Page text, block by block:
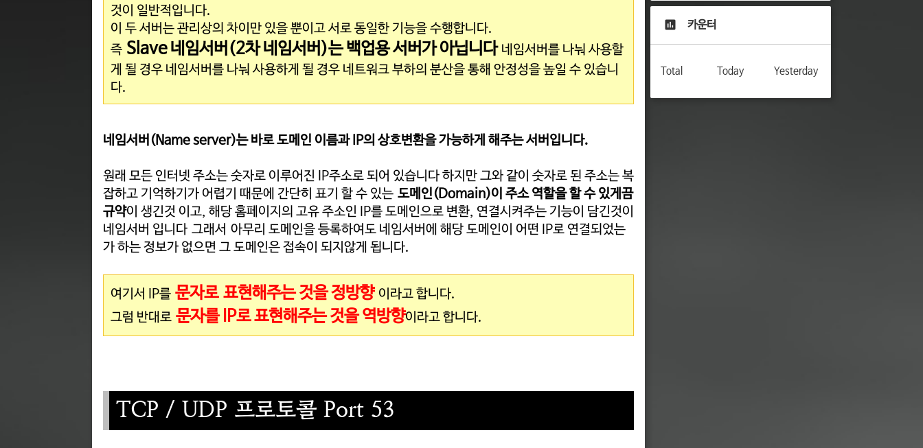
것이 일반적입니다.
이 두 서버는 관리상의 차이만 있을 뿐이고 서로 동일한 기능을 수행합니다.
즉 Slave 네임서버(2차 네임서버 )는 백업용 서버가 아닙니다네임서버를 나눠 사용할
게 될 경우 네임서버를 나눠 사용하게 될 경우 네트워크 부하의 분산을 통해 안정성을 높일 수 있습니
다.
네임서버(Name server)는 바로 도메인 이름과 IP의 상호변환을 가능하게 해주는 서버입니다.
원래 모든 인터넷 주소는 숫자로 이루어진 IP주소로 되어 있습니다 하지만 그와 같이 숫자로 된 주소는 복
잡하고 기억하기가 어렵기 때문에 간단히 표기 할 수 있는 도메인(Domain)이 주소 역할을 할 수 있게끔
규약이 생긴것 이고, 해당 홈페이지의 고유 주소인 IP를 도메인으로 변환, 연결시켜주는 기능이 담긴것이
네임서버 입니다 그래서 아무리 도메인을 등록하여도 네임서버에 해당 도메인이 어떤 IP로 연결되었는
가 하는 정보가 없으면 그 도메인은 접속이 되지않게 됩니다.
여기서 IP를 문자로 표현해주는 것을 정방향이라고 합니다.
그럼 반대로 문자를 IP로 표현해주는 것을 역방향이라고 합니다.
TCP / UDP 프로토콜 Port 53
카운터
Total Today Yesterday